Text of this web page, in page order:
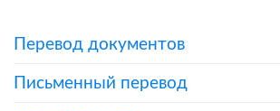
Перевод документов
Письменный перевод